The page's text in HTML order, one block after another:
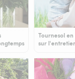
Tournesol
sur